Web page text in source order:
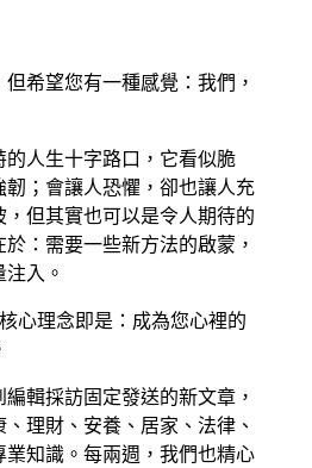
希望您有一種感覺：我們，
的人生十字路口，它看似脆
韌；會讓人恐懼，卻也讓人充
但其實也可以是令人期待的
：需要一些新方法的啟蒙，
入。
心理念即是：成為您心裡的
輯採訪固定發送的新文章，
理財、安養、居家、法律、
業知識。每兩週，我們也精心